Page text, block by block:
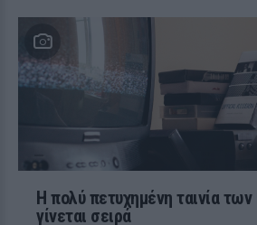
Η πολύ πετυχημένη ταινία
γίνεται σειρά